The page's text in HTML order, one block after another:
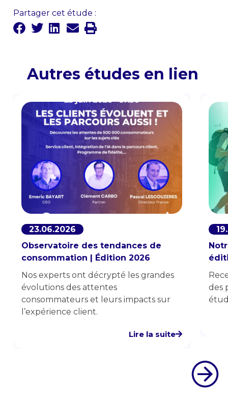
Partager cet étude :
Autres études en lien
23.06.2026
Observatoire des tendances de
consommation | Édition 2026
Nos experts ont décrypté les grandes
évolutions des attentes
consommateurs et leurs impacts sur
l’expérience client.
Lire la suite
des